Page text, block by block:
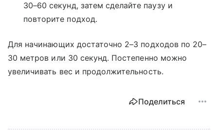
30–60 секунд, затем сделайте паузу и
повторите подход.
Для начинающих достаточно 2–3 подходов по 20–
30 метров или 30 секунд. Постепенно можно
увеличивать вес и продолжительность.
Поделиться